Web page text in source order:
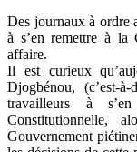
Des journaux à ordre
à s’en remettre à la
affaire.
Il est curieux
Djogbénou, (c’est-
travailleurs à
Constitutionnelle,
Gouvernement